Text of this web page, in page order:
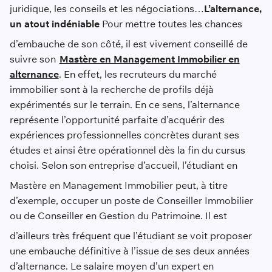
juridique, les conseils et les négociations…L’alternance,
un atout indéniable Pour mettre toutes les chances
d’embauche de son côté, il est vivement conseillé de
suivre son Mastère en Management Immobilier en
alternance. En effet, les recruteurs du marché
immobilier sont à la recherche de profils déjà
expérimentés sur le terrain. En ce sens, l’alternance
représente l’opportunité parfaite d’acquérir des
expériences professionnelles concrètes durant ses
études et ainsi être opérationnel dès la fin du cursus
choisi. Selon son entreprise d’accueil, l’étudiant en
Mastère en Management Immobilier peut, à titre
d’exemple, occuper un poste de Conseiller Immobilier
ou de Conseiller en Gestion du Patrimoine. Il est
d’ailleurs très fréquent que l’étudiant se voit proposer
une embauche définitive à l’issue de ses deux années
d’alternance. Le salaire moyen d’un expert en